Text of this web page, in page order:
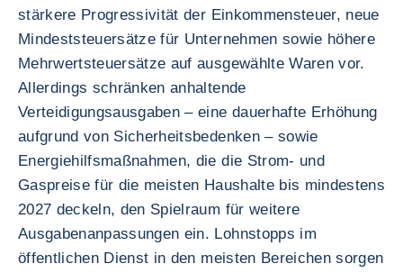
stärkere Progressivität der Einkommensteuer, neue
Mindeststeuersätze für Unternehmen sowie höhere
Mehrwertsteuersätze auf ausgewählte Waren vor.
Allerdings schränken anhaltende
Verteidigungsausgaben – eine dauerhafte Erhöhung
aufgrund von Sicherheitsbedenken – sowie
Energiehilfsmaßnahmen, die die Strom- und
Gaspreise für die meisten Haushalte bis mindestens
2027 deckeln, den Spielraum für weitere
Ausgabenanpassungen ein. Lohnstopps im
öffentlichen Dienst in den meisten Bereichen sorgen